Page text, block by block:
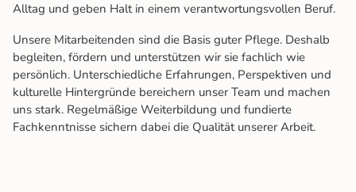
Alltag und geben Halt in einem verantwortungsvollen Beruf.
Unsere Mitarbeitenden sind die Basis guter Pflege. Deshalb
begleiten, fördern und unterstützen wir sie fachlich wie
persönlich. Unterschiedliche Erfahrungen, Perspektiven und
kulturelle Hintergründe bereichern unser Team und machen
uns stark. Regelmäßige Weiterbildung und fundierte
Fachkenntnisse sichern dabei die Qualität unserer Arbeit.